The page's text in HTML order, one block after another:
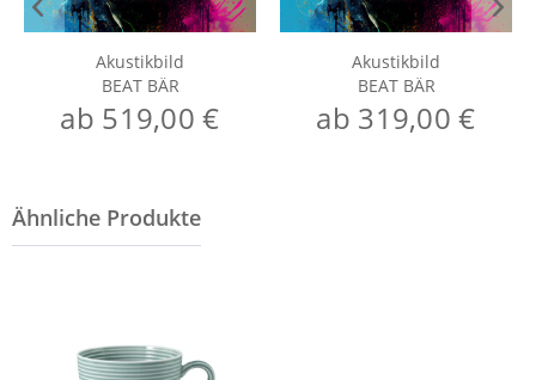
Akustikbild
BEAT BÄR
ab 519,00 €
Akustikbild
BEAT BÄR
ab 319,00 €